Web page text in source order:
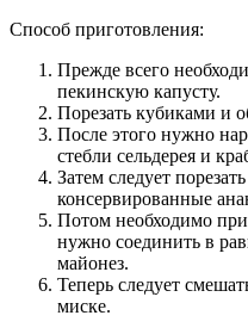
Способ приготовления:
Прежде всего
пекинскую капусту.
Порезать кубиками и
После этого нужно
стебли сельдерея и
Затем следует
консервированные
Потом необходимо
нужно соединить в
майонез.
Теперь следует
миске.